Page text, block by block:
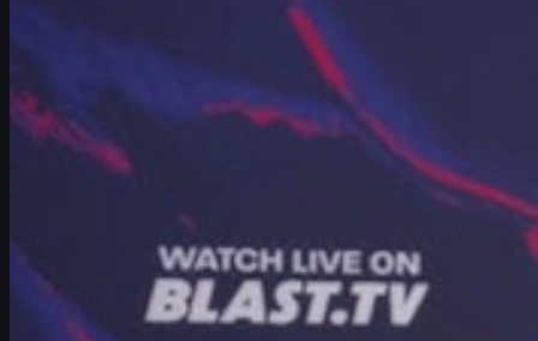
เริ่มที่ Stage 3 กับจังหวะในทัวร์นาเมนต์
ล่าแชมป์ Major สมัยที่สาม และความพิเศษของ
ประสบการณ์ใน LANXESS Arena: เวทีที่ให้ขนลุก
ดวล Falcons และสไตล์ความโกลาหลของ karrigan
CS2 Skins, เมนทัล และเศรษฐกิจในเกม
เคล็ดลับสำหรับผู้เล่น: จัดการแรงกดดันแบบโปร
ภาพรวม: mezii, Vitality และ IEM Cologne Major 2026
ปี 2026 ถือว่าเป็นหนึ่งในปีที่ร้อนแรงที่สุดของ William "mezii"